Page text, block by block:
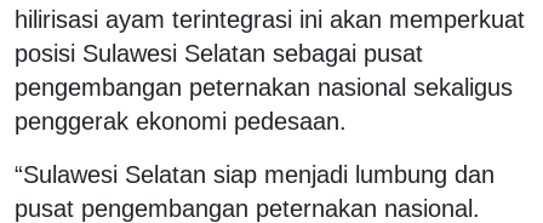
hilirisasi ayam terintegrasi ini akan memperkuat
posisi Sulawesi Selatan sebagai pusat
pengembangan peternakan nasional sekaligus
penggerak ekonomi pedesaan.
“Sulawesi Selatan siap menjadi lumbung dan
pusat pengembangan peternakan nasional.